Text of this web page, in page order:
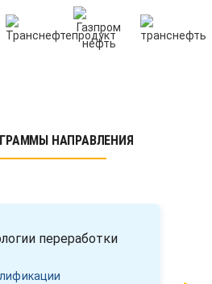
НАПРАВЛЕНИЯ
переработки